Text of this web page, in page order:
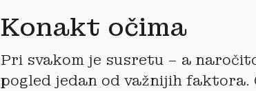
Konakt očima
Pri svakom je susretu – a
pogled jedan od važnijih faktora.